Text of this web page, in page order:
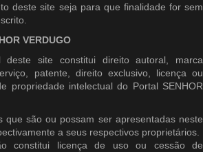
deste site seja para que finalidade for sem
VERDUGO
deste site constitui direito autoral, marca
patente, direito exclusivo, licença ou
propriedade intelectual do Portal SENHOR
que são ou possam ser apresentadas neste
a seus respectivos proprietários.
constitui licença de uso ou cessão de